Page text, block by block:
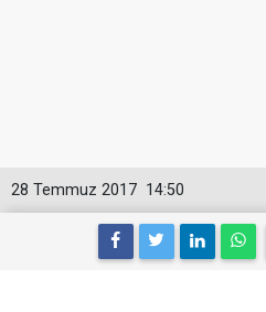
14:50
28 Temmuz 2017